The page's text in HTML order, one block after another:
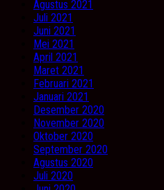
Agustus 2021
Juli 2021
Juni 2021
Mei 2021
April 2021
Maret 2021
Februari 2021
Januari 2021
Desember 2020
November 2020
Oktober 2020
September 2020
Agustus 2020
Juli 2020